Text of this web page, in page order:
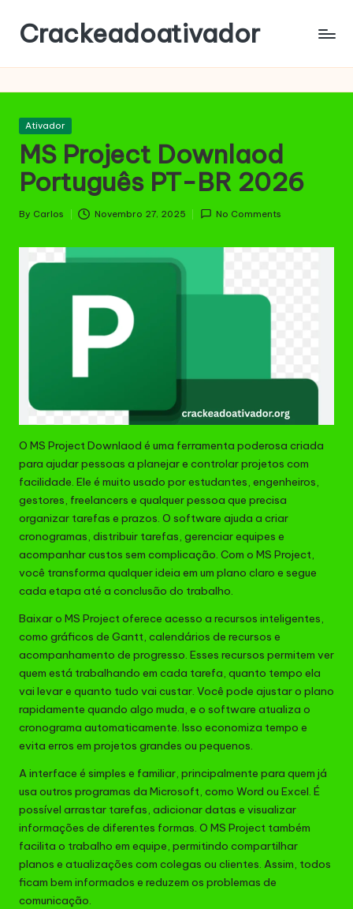
Skip
content
Crackeadoativador
Posted
Ativador
MS Project Downlaod
Português PT-BR 2026
Posted
By Carlos Novembro 27, 2025 No Comments
O MS Project Downlaod é uma ferramenta poderosa criada
para ajudar pessoas a planejar e controlar projetos com
facilidade. Ele é muito usado por estudantes, engenheiros,
gestores, freelancers e qualquer pessoa que precisa
organizar tarefas e prazos. O software ajuda a criar
cronogramas, distribuir tarefas, gerenciar equipes e
acompanhar custos sem complicação. Com o MS Project,
você transforma qualquer ideia em um plano claro e segue
cada etapa até a conclusão do trabalho.
Baixar o MS Project oferece acesso a recursos inteligentes,
como gráficos de Gantt, calendários de recursos e
acompanhamento de progresso. Esses recursos permitem ver
quem está trabalhando em cada tarefa, quanto tempo ela
vai levar e quanto tudo vai custar. Você pode ajustar o plano
rapidamente quando algo muda, e o software atualiza o
cronograma automaticamente. Isso economiza tempo e
evita erros em projetos grandes ou pequenos.
A interface é simples e familiar, principalmente para quem já
usa outros programas da Microsoft, como Word ou Excel. É
possível arrastar tarefas, adicionar datas e visualizar
informações de diferentes formas. O MS Project também
facilita o trabalho em equipe, permitindo compartilhar
planos e atualizações com colegas ou clientes. Assim, todos
ficam bem informados e reduzem os problemas de
comunicação.